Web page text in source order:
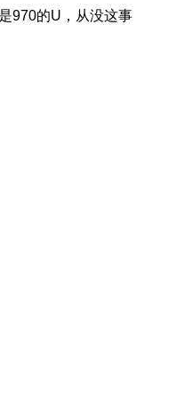
970的U，从没这事